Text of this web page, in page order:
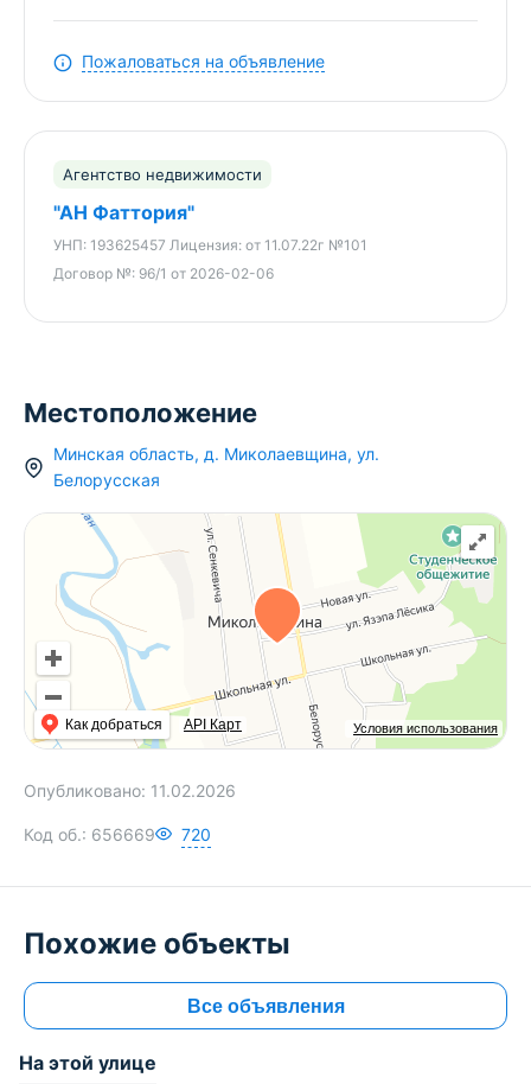
Пожаловаться на объявление
Агентство недвижимости
"АН Фаттория"
УНП: 193625457 Лицензия: от 11.07.22г №101
Договор №: 96/1 от 2026-02-06
Местоположение
Минская область, д. Миколаевщина, ул.
Белорусская
Условия использования
Как добраться API Карт
Опубликовано: 11.02.2026
Код об.: 656669 720
Похожие объекты
Все объявления
На этой улице